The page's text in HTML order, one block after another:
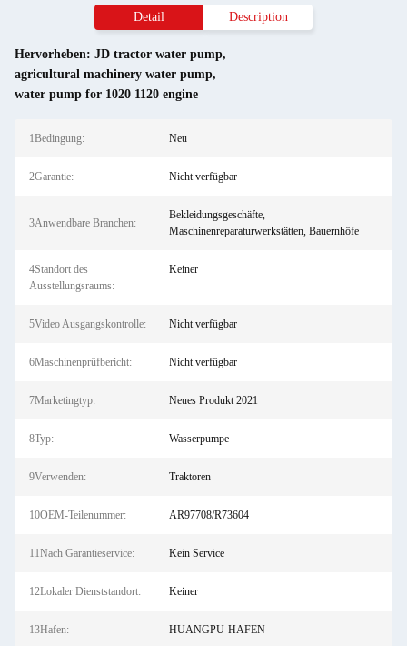
Detail Description
Hervorheben: JD tractor water pump,
agricultural machinery water pump,
water pump for 1020 1120 engine
1Bedingung: Neu
2Garantie: Nicht verfügbar
3Anwendbare Branchen:
Bekleidungsgeschäfte,
Maschinenreparaturwerkstätten, Bauernhöfe
4Standort des
Ausstellungsraums:
Keiner
5Video Ausgangskontrolle: Nicht verfügbar
6Maschinenprüfbericht: Nicht verfügbar
7Marketingtyp: Neues Produkt 2021
8Typ: Wasserpumpe
9Verwenden: Traktoren
10OEM-Teilenummer: AR97708/R73604
11Nach Garantieservice: Kein Service
12Lokaler Dienststandort: Keiner
13Hafen: HUANGPU-HAFEN